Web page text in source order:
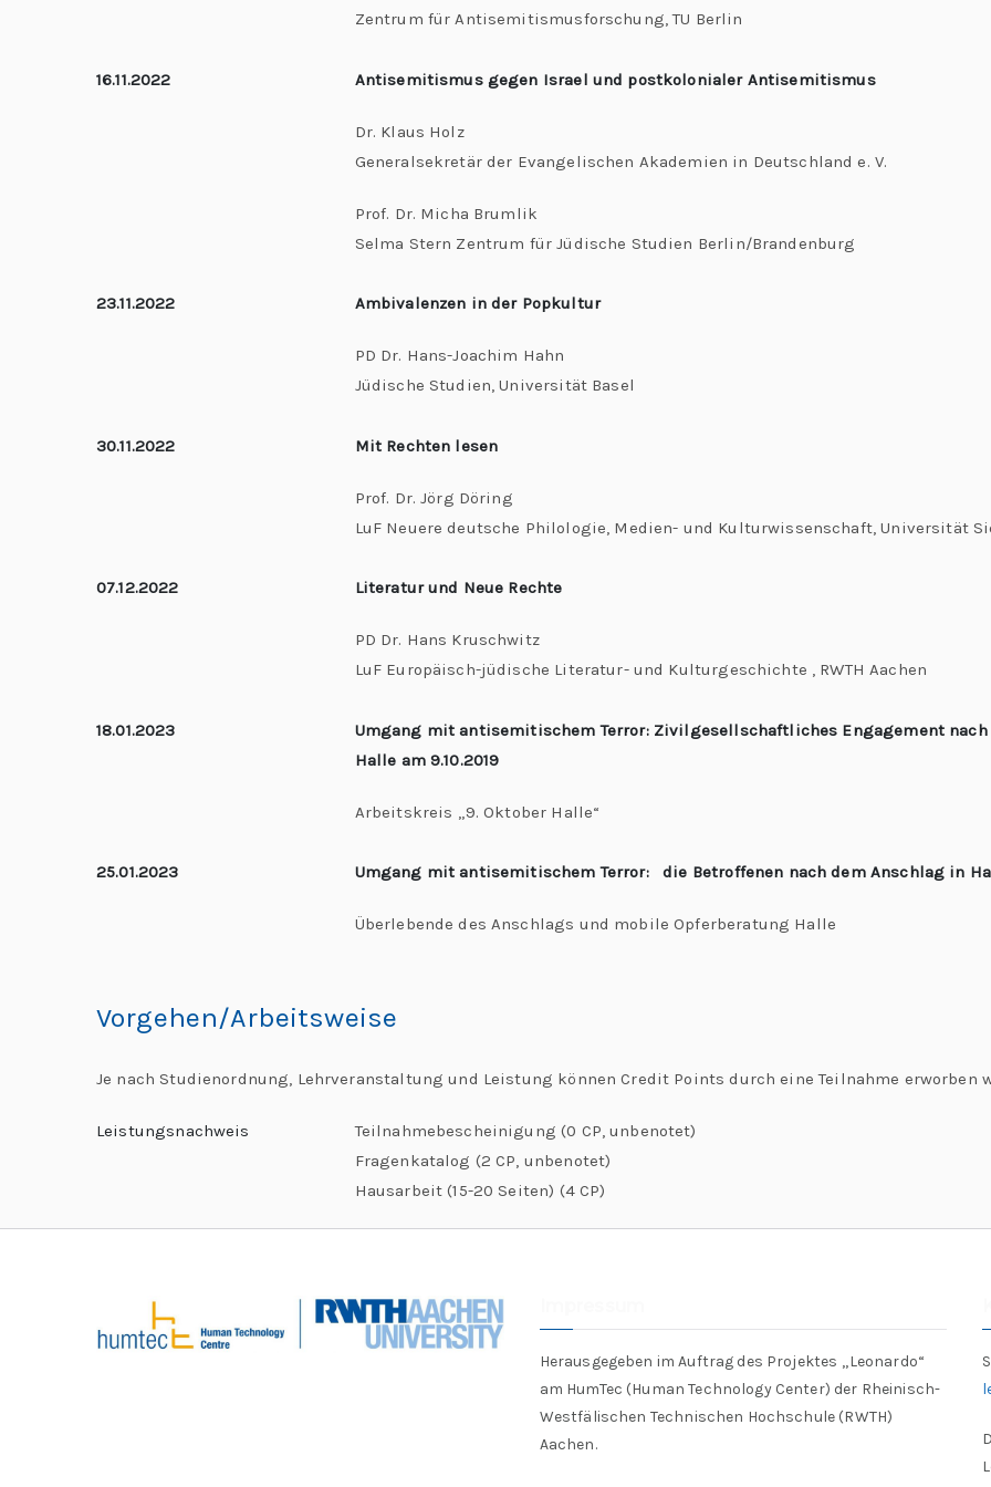
Zentrum für Antisemitismusforschung, TU Berlin
16.11.2022 Antisemitismus gegen Israel und postkolonialer Antisemitismus
Dr. Klaus Holz
Generalsekretär der Evangelischen Akademien in Deutschland e. V.
Prof. Dr. Micha Brumlik
Selma Stern Zentrum für Jüdische Studien Berlin/Brandenburg
23.11.2022 Ambivalenzen in der Popkultur
PD Dr. Hans-Joachim Hahn
Jüdische Studien, Universität Basel
30.11.2022 Mit Rechten lesen
Prof. Dr. Jörg Döring
LuF Neuere deutsche Philologie, Medien- und Kulturwissenschaft, Universität
07.12.2022 Literatur und Neue Rechte
PD Dr. Hans Kruschwitz
LuF Europäisch-jüdische Literatur- und Kulturgeschichte , RWTH Aachen
18.01.2023
Umgang mit antisemitischem Terror: Zivilgesellschaftliches Engagement
Halle am 9.10.2019
Arbeitskreis „9. Oktober Halle“
25.01.2023 Umgang mit antisemitischem Terror: die Betroffenen nach dem Anschlag in
Überlebende des Anschlags und mobile Opferberatung Halle
Vorgehen/Arbeitsweise
Je nach Studienordnung, Lehrveranstaltung und Leistung können Credit Points durch eine Teilnahme erworben
Leistungsnachweis
Teilnahmebescheinigung (0 CP, unbenotet)
Fragenkatalog (2 CP, unbenotet)
Hausarbeit (15-20 Seiten) (4 CP)
Herausgegeben im Auftrag des Projektes „Leonardo“
am HumTec (Human Technology Center) der Rheinisch-
Westfälischen Technischen Hochschule (RWTH)
Aachen.